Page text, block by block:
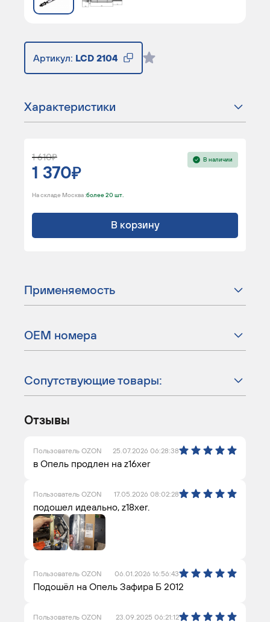
Артикул: LCD 2104
Характеристики
1 610
1 370
В наличии
На складе Москва :более 20 шт.
В корзину
Применяемость
ОЕМ номера
Сопутствующие товары:
Отзывы
Пользователь OZON 25.07.2026 06:28:38
в Опель продлен на z16xer
Пользователь OZON 17.05.2026 08:02:28
подошел идеально, z18xer.
Пользователь OZON 06.01.2026 16:56:43
Подошёл на Опель Зафира Б 2012
Пользователь OZON 23.09.2025 06:21:12